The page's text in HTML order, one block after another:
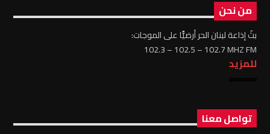
من نحن
بثّ إذاعة لبنان الحر أرضيًّا على الموجات:
102.3 – 102.5 – 102.7 MHZ FM
للمزيد
تواصل معنا